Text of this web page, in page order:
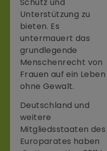
Unterstützung zu
bieten. Es
untermauert das
grundlegende
Menschenrecht von
Frauen auf ein Leben
ohne Gewalt.
Deutschland und
weitere
Mitgliedsstaaten des
Europarates haben